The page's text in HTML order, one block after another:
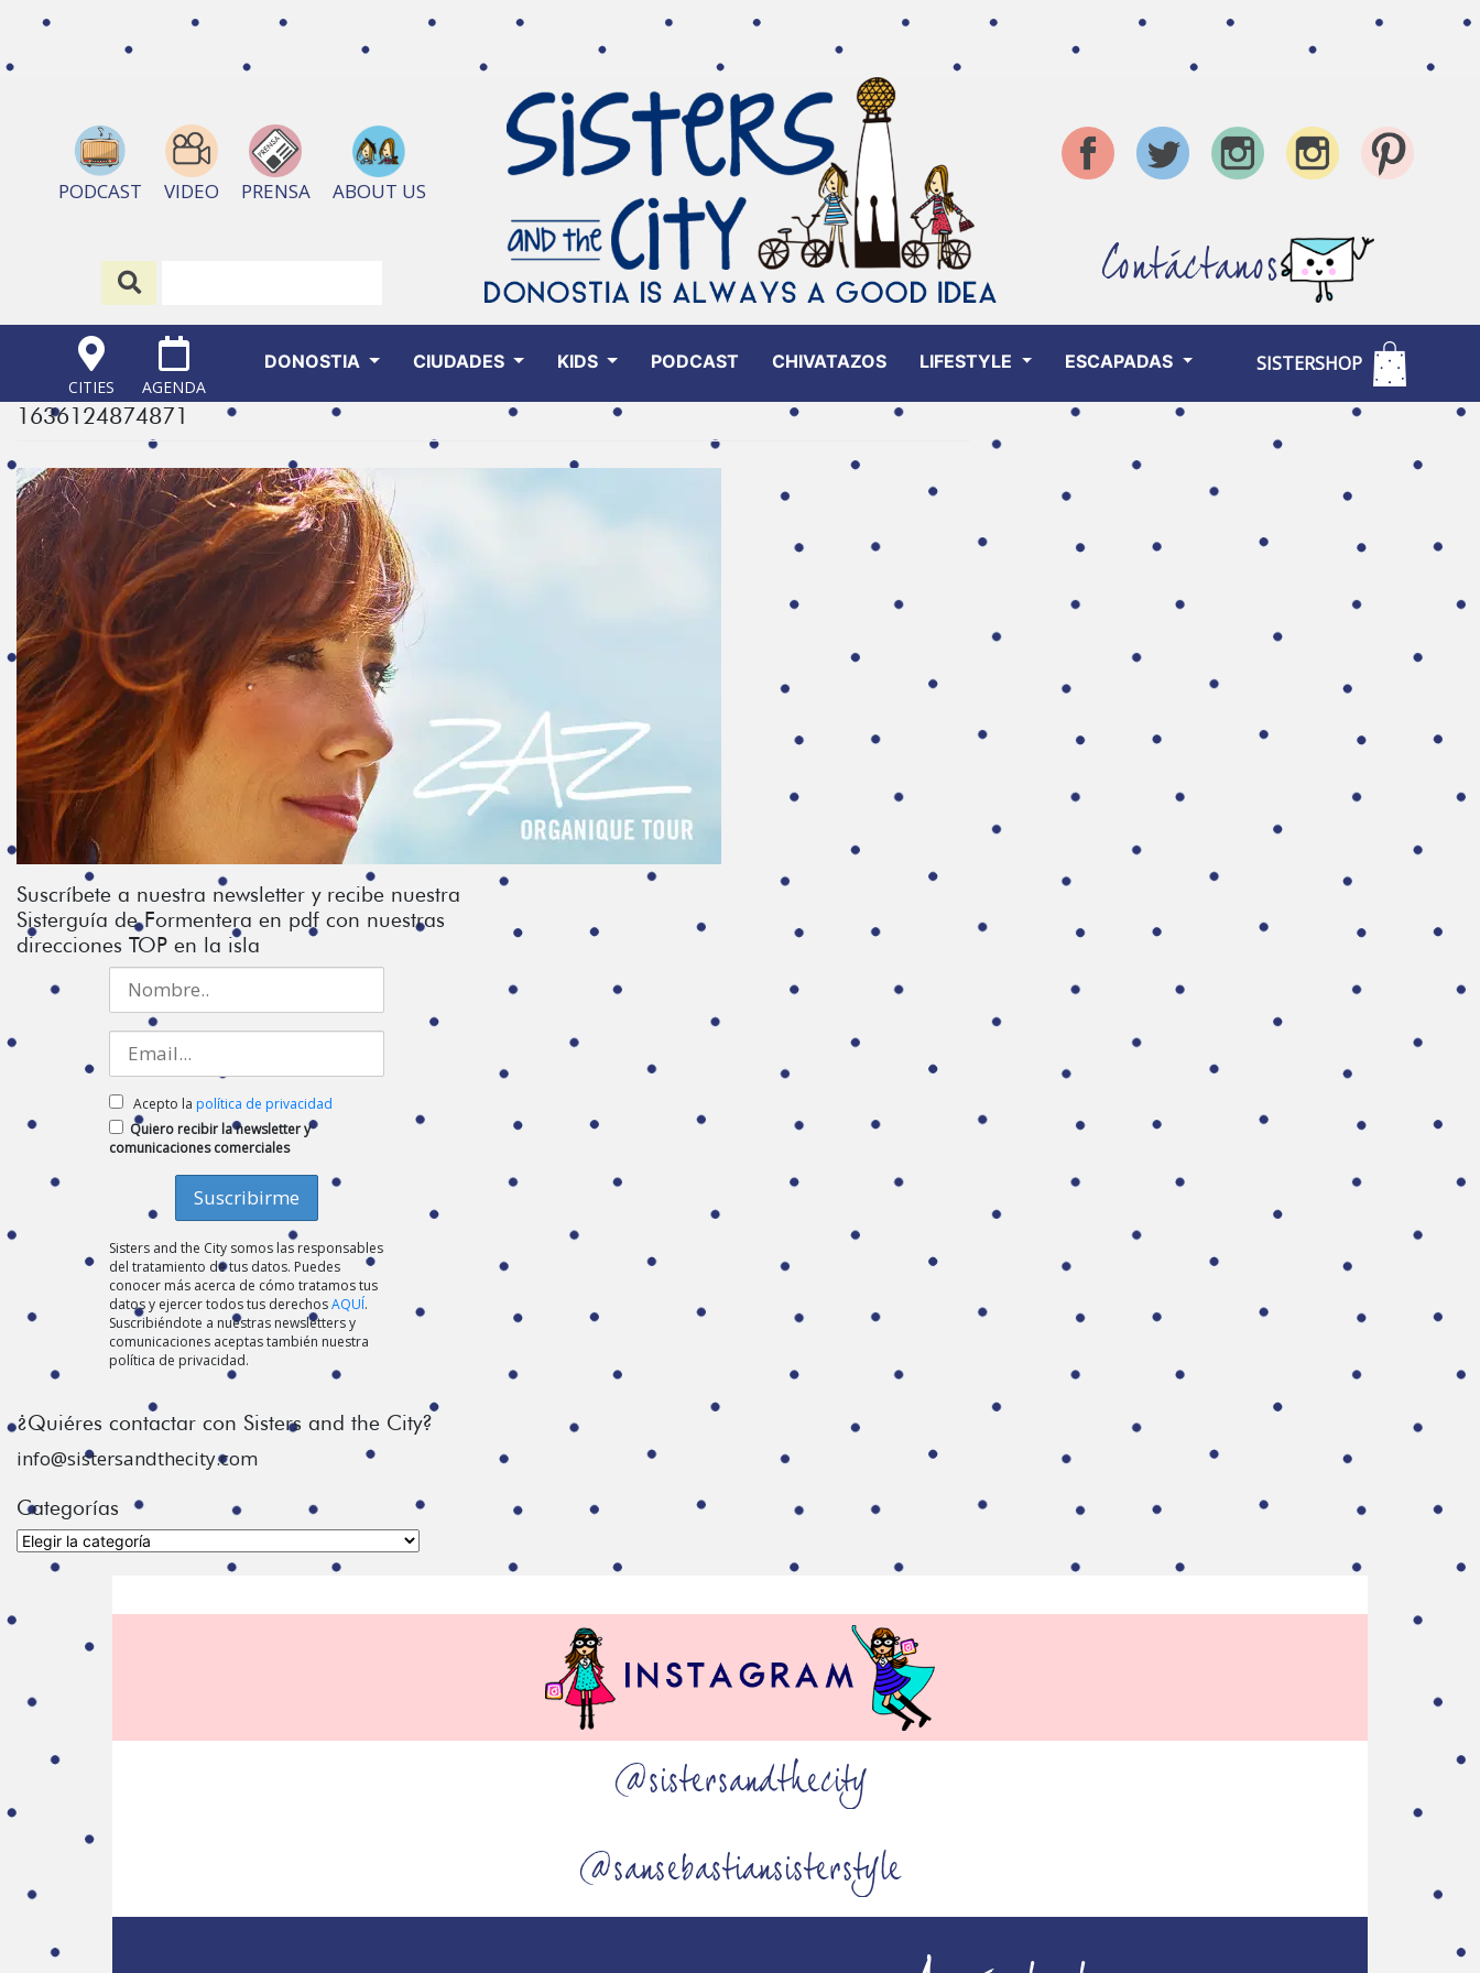
PODCAST VIDEO PRENSA ABOUT US
Contáctanos
CITIES AGENDA
DONOSTIA CIUDADES KIDS PODCAST CHIVATAZOS LIFESTYLE ESCAPADAS SISTERSHOP
1636124874871
Suscríbete a nuestra newsletter y recibe nuestra
Sisterguía de Formentera en pdf con nuestras
direcciones TOP en la isla
Acepto la política de privacidad
Quiero recibir la newsletter y
comunicaciones comerciales
Sisters and the City somos las responsables
del tratamiento de tus datos. Puedes
conocer más acerca de cómo tratamos tus
datos y ejercer todos tus derechosAQUÍ.
Suscribiéndote a nuestras newsletters y
comunicaciones aceptas también nuestra
política de privacidad.
¿Quiéres contactar con Sisters and the City?
info@sistersandthecity.com
Categorías
Categorías
@sistersandthecity
@sansebastiansisterstyle